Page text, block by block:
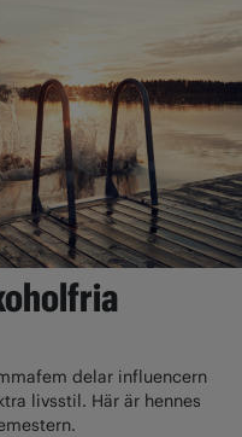
delar influencern
livsstil. Här är hennes